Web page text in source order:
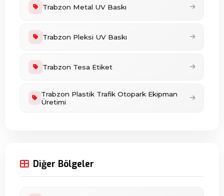
Trabzon Metal UV Baskı
Trabzon Pleksi UV Baskı
Trabzon Tesa Etiket
Trabzon Plastik Trafik Otopark Ekipman
Üretimi
Diğer Bölgeler